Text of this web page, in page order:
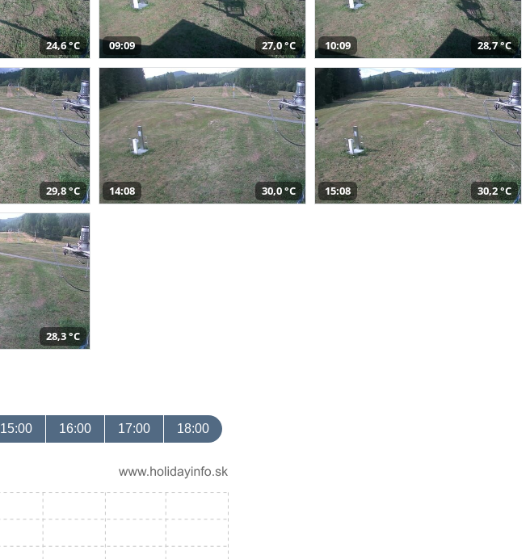
24,6 °C 09:09 27,0 °C 10:09 28,7 °C
29,8 °C 14:08 30,0 °C 15:08 30,2 °C
28,3 °C
15:00 16:00 17:00 18:00